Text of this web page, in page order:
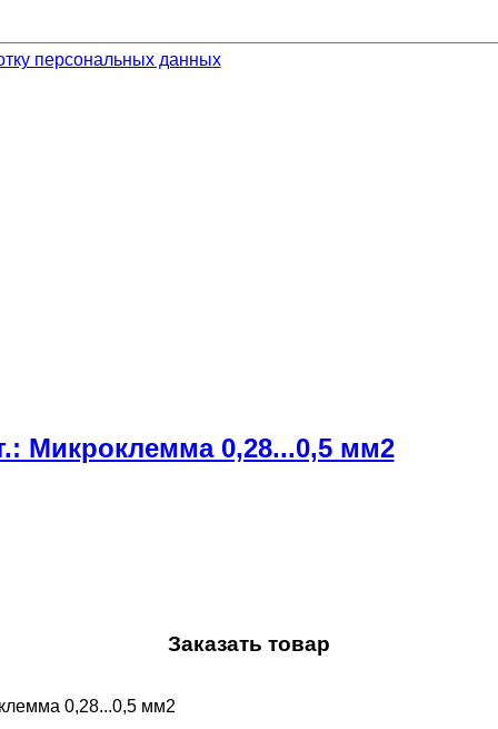
персональных данных
Микроклемма 0,28...0,5 мм2
Заказать товар
0,28...0,5 мм2